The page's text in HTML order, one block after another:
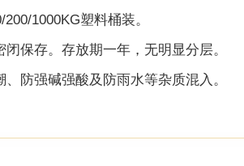
1000KG塑料桶装。
保存。存放期一年，无明显分层。
防强碱强酸及防雨水等杂质混入。